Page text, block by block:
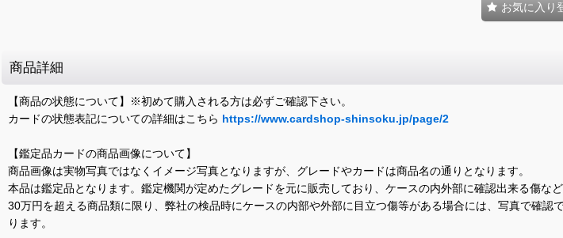
お気に入り
商品詳細
【商品の状態について】※初めて購入される方は必ずご確認下さい。
カードの状態表記についての詳細はこちら https://www.cardshop-shinsoku.jp/page/2
【鑑定品カードの商品画像について】
商品画像は実物写真ではなくイメージ写真となりますが、グレードやカードは商品名の通りとなります。
本品は鑑定品となります。鑑定機関が定めたグレードを元に販売しており、ケースの内外部に確認出来る傷な
30万円を超える商品類に限り、弊社の検品時にケースの内部や外部に目立つ傷等がある場合には、写真で確
ります。